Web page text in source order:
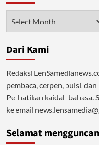
Dalam
Arus
Dari Kami
Redaksi
pembaca, cerpen, puisi,
Perhatikan kaidah bahasa.
ke email
Selamat